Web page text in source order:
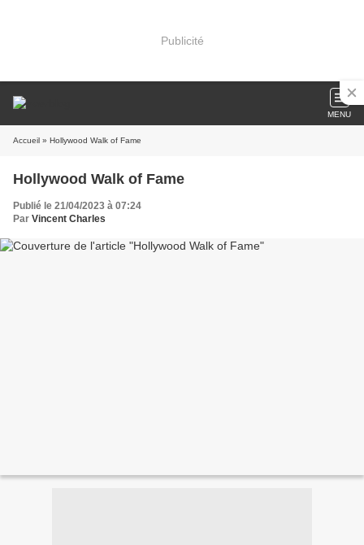
Publicité
MENU
Accueil » Hollywood Walk of Fame
Hollywood Walk of Fame
Publié le 21/04/2023 à 07:24
Par Vincent Charles